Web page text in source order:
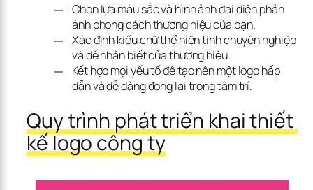
Chọn lựa màu sắc và hình ảnh đại diện phản
ánh phong cách thương hiệu của bạn.
Xác định kiểu chữ thể hiện tính chuyên nghiệp
và dễ nhận biết của thương hiệu.
Kết hợp mọi yếu tố để tạo nên một logo hấp
dẫn và dễ dàng đọng lại trong tâm trí.
Quy trình phát triển khai thiết
kế logo công ty